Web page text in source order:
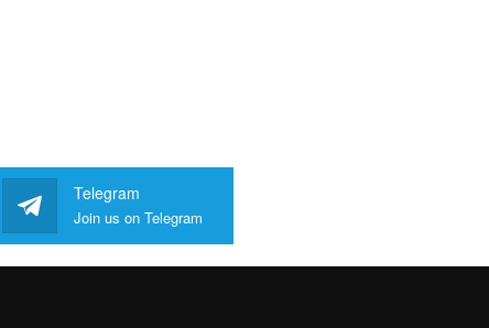
Telegram
Join us on Telegram